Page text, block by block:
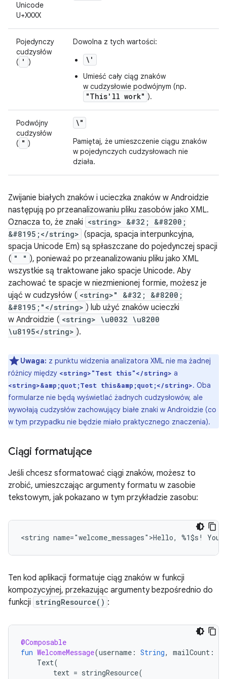
Unicode
U+XXXX
Pojedynczy
cudzysłów
( ' )
Dowolna z tych wartości:
\'
Umieść cały ciąg znaków
w cudzysłowie podwójnym (np.
"This'll work" ).
Podwójny
cudzysłów
( " )
\"
Pamiętaj, że umieszczenie ciągu znaków
w pojedynczych cudzysłowach nie
działa.
Zwijanie białych znaków i ucieczka znaków w Androidzie
następują po przeanalizowaniu pliku zasobów jako XML.
Oznacza to, że znaki <string> &#32; &#8200;
&#8195;</string> (spacja, spacja interpunkcyjna,
spacja Unicode Em) są spłaszczane do pojedynczej spacji
( " " ), ponieważ po przeanalizowaniu pliku jako XML
wszystkie są traktowane jako spacje Unicode. Aby
zachować te spacje w niezmienionej formie, możesz je
ująć w cudzysłów ( <string>" &#32; &#8200;
&#8195;"</string> ) lub użyć znaków ucieczki
w Androidzie ( <string> \u0032 \u8200
\u8195</string> ).
Uwaga: z punktu widzenia analizatora XML nie ma żadnej
różnicy między <string>"Test this"</string> a
<string>&amp;quot;Test this&amp;quot;</string>. Oba
formularze nie będą wyświetlać żadnych cudzysłowów, ale
wywołają cudzysłów zachowujący białe znaki w Androidzie (co
w tym przypadku nie będzie miało praktycznego znaczenia).
Ciągi formatujące
Jeśli chcesz sformatować ciągi znaków, możesz to
zrobić, umieszczając argumenty formatu w zasobie
tekstowym, jak pokazano w tym przykładzie zasobu:
<string name="welcome_messages">Hello, %1$s! You
Ten kod aplikacji formatuje ciąg znaków w funkcji
kompozycyjnej, przekazując argumenty bezpośrednio do
funkcji stringResource() :
@Composable
fun WelcomeMessage(username : String, mailCount :
Text(
text = stringResource(